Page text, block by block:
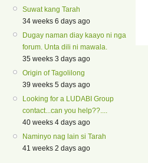
Suwat kang Tarah
34 weeks 6 days ago
Dugay naman diay kaayo ni nga
forum. Unta dili ni mawala.
35 weeks 3 days ago
Origin of Tagolilong
39 weeks 5 days ago
Looking for a LUDABI Group
contact...can you help??....
40 weeks 4 days ago
Naminyo nag lain si Tarah
41 weeks 2 days ago